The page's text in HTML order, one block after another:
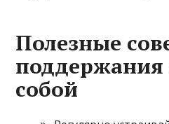
Полезные
поддержания
собой